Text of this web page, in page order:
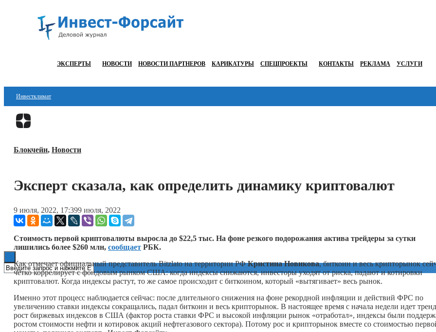
ЭКСПЕРТЫ НОВОСТИ НОВОСТИ ПАРТНЕРОВ КАРИКАТУРЫ СПЕЦПРОЕКТЫ КОНТАКТЫ РЕКЛАМА УСЛУГИ
Инвестклимат
Финансы
Блокчейн
ESG
Блокчейн, Новости
Эксперт сказала, как определить динамику криптовалют
9 июля, 2022, 17:399 июля, 2022
Стоимость первой криптовалюты выросла до $22,5 тыс. На фоне резкого подорожания актива трейдеры за сутки
лишились более $260 млн, сообщает РБК.
Как отмечает официальный представитель Bitzlato на территории РФКристина Новикова, биткоин и весь крипторынок
четко коррелирует с фондовым рынком США: когда индексы снижаются, инвесторы уходят от риска, падают и котировки
криптовалют. Когда индексы растут, то же самое происходит с биткоином, который «вытягивает» весь рынок.
Именно этот процесс наблюдается сейчас: после длительного снижения на фоне рекордной инфляции и действий ФРС по
увеличению ставки индексы сокращались, падал биткоин и весь крипторынок. В настоящее время с начала недели идет
рост биржевых индексов в США (фактор роста ставки ФРС и высокой инфляции рынок «отработал», индексы были
ростом стоимости нефти и котировок акций нефтегазового сектора). Потому рос и крипторынок вместе со стоимостью